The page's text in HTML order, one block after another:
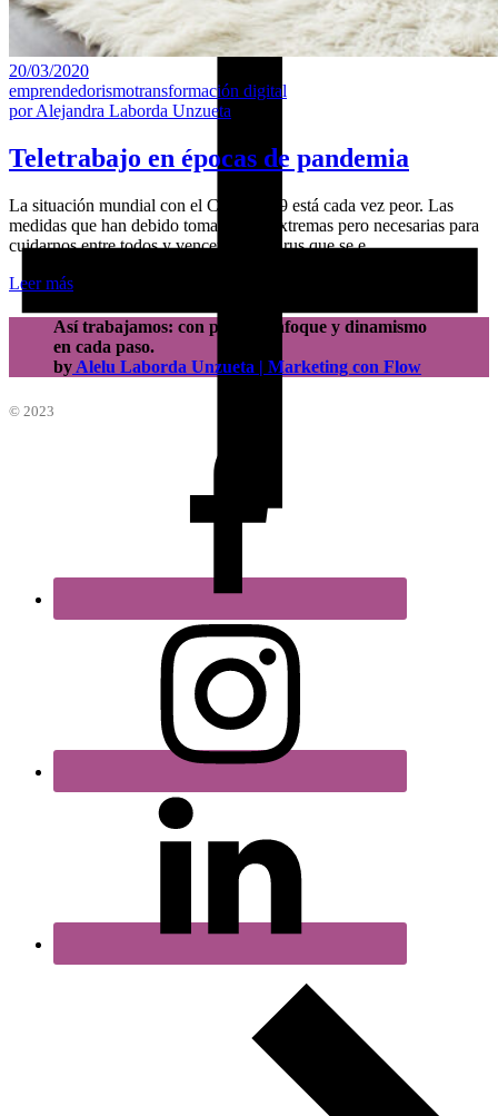
20/03/2020
emprendedorismotransformación digital
porAlejandra Laborda Unzueta
Teletrabajo en épocas de pandemia
La situación mundial con el COVID-19 está cada vez peor. Las
medidas que han debido tomarse son extremas pero necesarias para
cuidarnos entre todos y vencer a este virus que se e
Leer más
Así trabajamos: con pasión, enfoque y dinamismo
en cada paso.
by Alelu Laborda Unzueta | Marketing con Flow
© 2023